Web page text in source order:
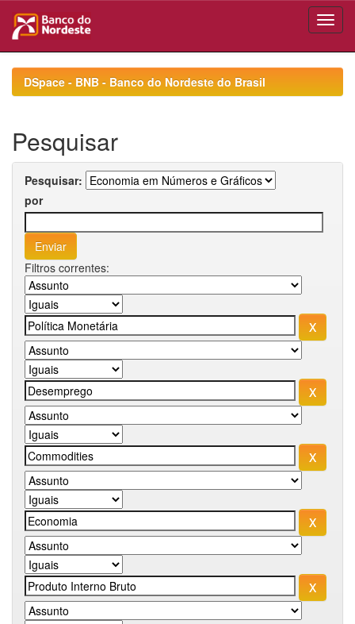
navigationDSpace - BNB - Banco do Nordeste do Brasil
Pesquisar
Pesquisar:
por
Filtros correntes: